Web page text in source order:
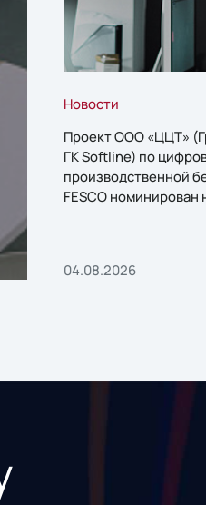
Новости
Проект ООО «ЦЦТ»
ГК Softline) по
производственной
FESCO номинирован
04.08.2026